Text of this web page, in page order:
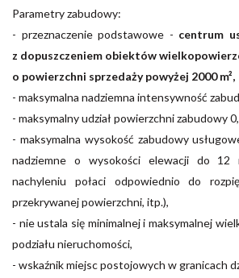
Parametry zabudowy:
- przeznaczenie podstawowe - centrum
z dopuszczeniem obiektów
o powierzchni sprzedaży powyżej 2000 m²,
- maksymalna nadziemna intensywność
- maksymalny udział powierzchni zabudowy
- maksymalna wysokość zabudowy
nadziemne o wysokości elewacji do 12
nachyleniu połaci odpowiednio do
przekrywanej powierzchni, itp.),
- nie ustala się minimalnej i maksymalnej
podziału nieruchomości,
- wskaźnik miejsc postojowych w granicach